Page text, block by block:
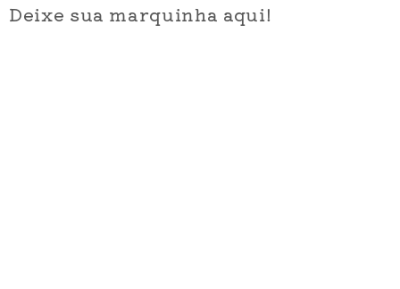
Deixe sua marquinha aqui!